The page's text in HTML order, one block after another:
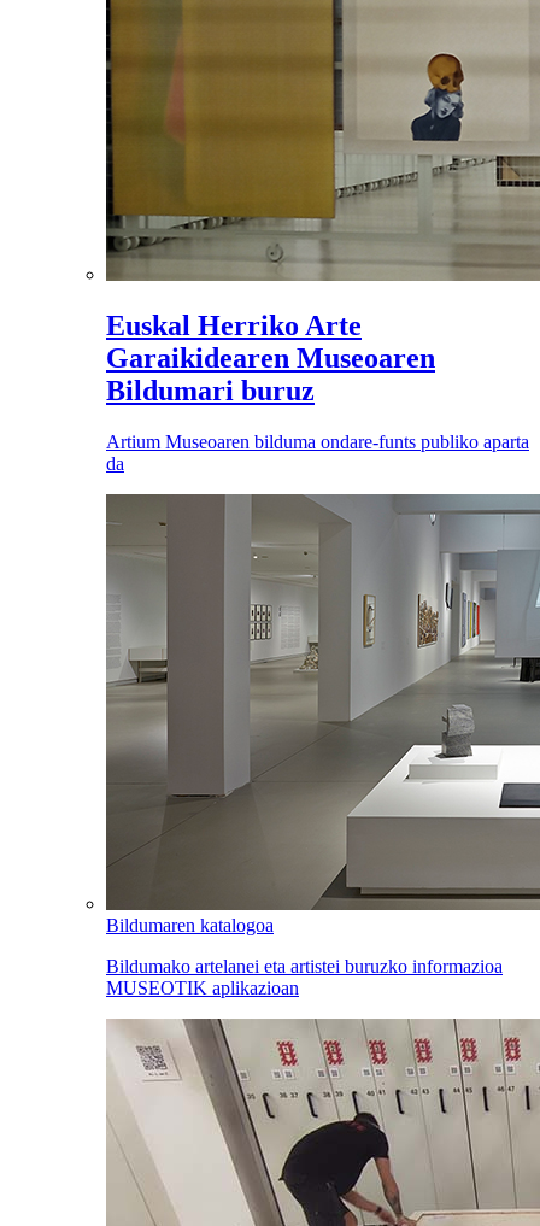
Euskal Herriko Arte
Garaikidearen Museoaren
Bildumari buruz
Artium Museoaren bilduma ondare-funts publiko aparta
da
Bildumaren katalogoa
Bildumako artelanei eta artistei buruzko informazioa
MUSEOTIK aplikazioan